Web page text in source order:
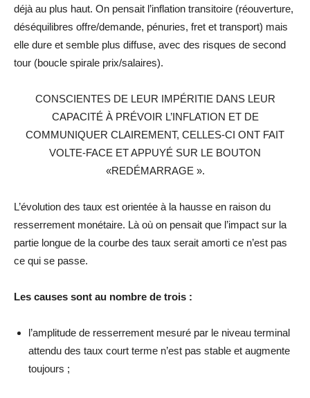
déjà au plus haut. On pensait l’inflation transitoire (réouverture,
déséquilibres offre/demande, pénuries, fret et transport) mais
elle dure et semble plus diffuse, avec des risques de second
tour (boucle spirale prix/salaires).
CONSCIENTES DE LEUR IMPÉRITIE DANS LEUR
CAPACITÉ À PRÉVOIR L’INFLATION ET DE
COMMUNIQUER CLAIREMENT, CELLES-CI ONT FAIT
VOLTE-FACE ET APPUYÉ SUR LE BOUTON
«REDÉMARRAGE ».
L’évolution des taux est orientée à la hausse en raison du
resserrement monétaire. Là où on pensait que l’impact sur la
partie longue de la courbe des taux serait amorti ce n’est pas
ce qui se passe.
Les causes sont au nombre de trois :
l’amplitude de resserrement mesuré par le niveau terminal
attendu des taux court terme n’est pas stable et augmente
toujours ;